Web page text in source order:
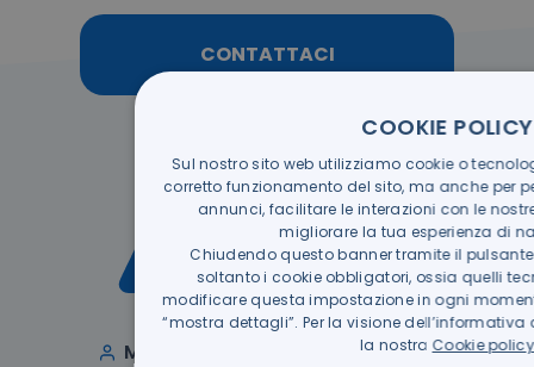
CONTATTACI
MY ACS Deutsch
COOKIE POLICY
Sul nostro sito web utilizziamo cookie o
corretto funzionamento del sito, ma anche per
annunci, facilitare le interazioni con le
migliorare la tua esperienza di
Chiudendo questo banner tramite il pulsante
soltanto i cookie obbligatori, ossia quelli
modificare questa impostazione in ogni
“mostra dettagli”. Per la visione
la nostra Cookie policy